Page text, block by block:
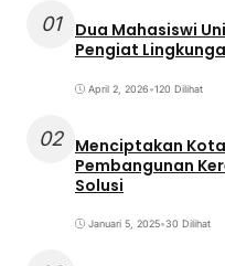
01
Dua Mahasiswi
Pengiat
April 2, 2026•120 Dilihat
02 Menciptakan
Pembangunan
Solusi
Januari 5, 2025•30 Dilihat